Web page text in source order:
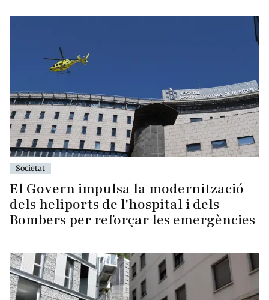
Societat
El Govern impulsa la modernització
dels heliports de l'hospital i dels
Bombers per reforçar les emergències